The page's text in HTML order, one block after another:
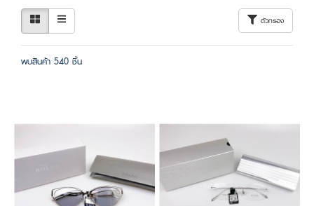
ตัวกรอง
พบสินค้า 540 ชิ้น